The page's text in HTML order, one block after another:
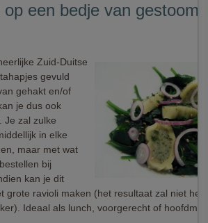
op een bedje van
Zuid-Duitse
gevuld
gehakt en/of
je dus ook
Je zal zulke
in elke
maar met wat
bij
kan je dit
grote ravioli maken (het resultaat zal niet
Ideaal als lunch, voorgerecht of